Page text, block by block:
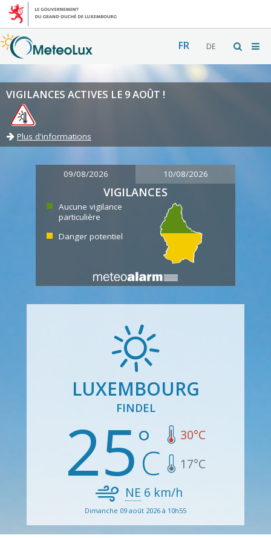
FR DE
VIGILANCES ACTIVES LE 9 AOÛT !
Plus d'informations
09/08/2026 10/08/2026
VIGILANCES
Aucune vigilance
particulière
Danger potentiel
LUXEMBOURG
FINDEL
25 30°C
17°C
NE 6 km/h
Dimanche 09 août 2026 à 10h55